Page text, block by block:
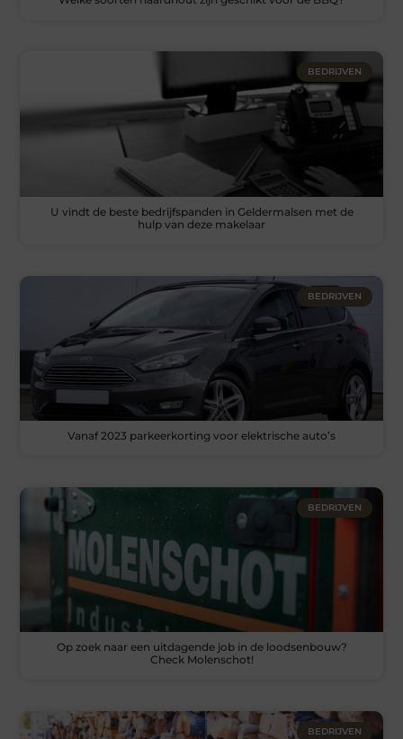
BEDRIJVEN
U vindt de beste bedrijfspanden in Geldermalsen met de
hulp van deze makelaar
BEDRIJVEN
Vanaf 2023 parkeerkorting voor elektrische auto’s
BEDRIJVEN
Op zoek naar een uitdagende job in de loodsenbouw?
Check Molenschot!
BEDRIJVEN